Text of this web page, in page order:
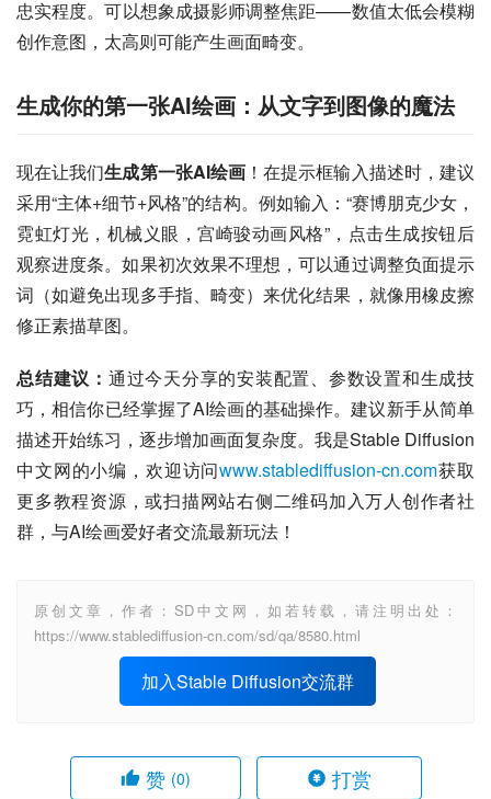
忠实程度。可以想象成摄影师调整焦距——数值太低会模糊
创作意图，太高则可能产生画面畸变。
生成你的第一张AI绘画：从文字到图像的魔法
现在让我们生成第一张AI绘画 ！在提示框输入描述时，建议
采用“主体+细节+风格”的结构。例如输入：“赛博朋克少女，
霓虹灯光，机械义眼，宫崎骏动画风格”，点击生成按钮后
观察进度条。如果初次效果不理想，可以通过调整负面提示
词（如避免出现多手指、畸变）来优化结果，就像用橡皮擦
修正素描草图。
总结建议： 通过今天分享的安装配置、参数设置和生成技
巧，相信你已经掌握了AI绘画的基础操作。建议新手从简单
描述开始练习，逐步增加画面复杂度。我是Stable Diffusion
中文网的小编，欢迎访问www.stablediffusion-cn.com获取
更多教程资源，或扫描网站右侧二维码加入万人创作者社
群，与AI绘画爱好者交流最新玩法！
原创文章，作者：SD中文网，如若转载，请注明出处：
https://www.stablediffusion-cn.com/sd/qa/8580.html
加入Stable Diffusion交流群
赞 (0) 打赏